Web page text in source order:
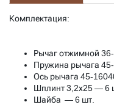
Комплектация:
Рычаг отжимной
Пружина рычага
Ось рычага 45-
Шплинт 3,2х25 — 6
Шайба — 6 шт.